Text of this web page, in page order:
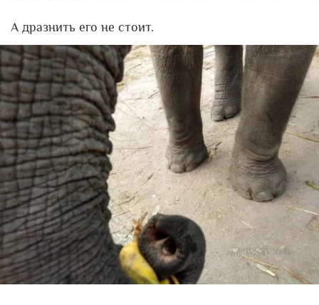
А дразнить его не стоит.